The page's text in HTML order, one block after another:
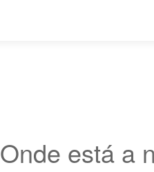
Onde está a